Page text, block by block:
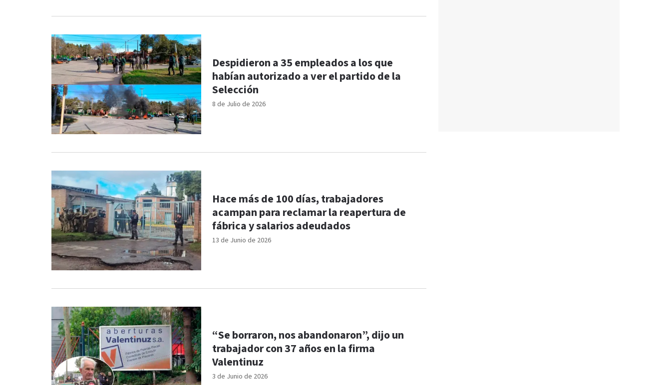
8 de Julio de 2026
Despidieron a 35 empleados a los que
habían autorizado a ver el partido de la
Selección
13 de Junio de 2026
Hace más de 100 días, trabajadores
acampan para reclamar la reapertura de
fábrica y salarios adeudados
3 de Junio de 2026
“Se borraron, nos abandonaron”, dijo un
trabajador con 37 años en la firma
Valentinuz